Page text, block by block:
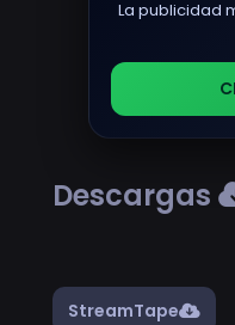
La publicidad
Descargas
StreamTape